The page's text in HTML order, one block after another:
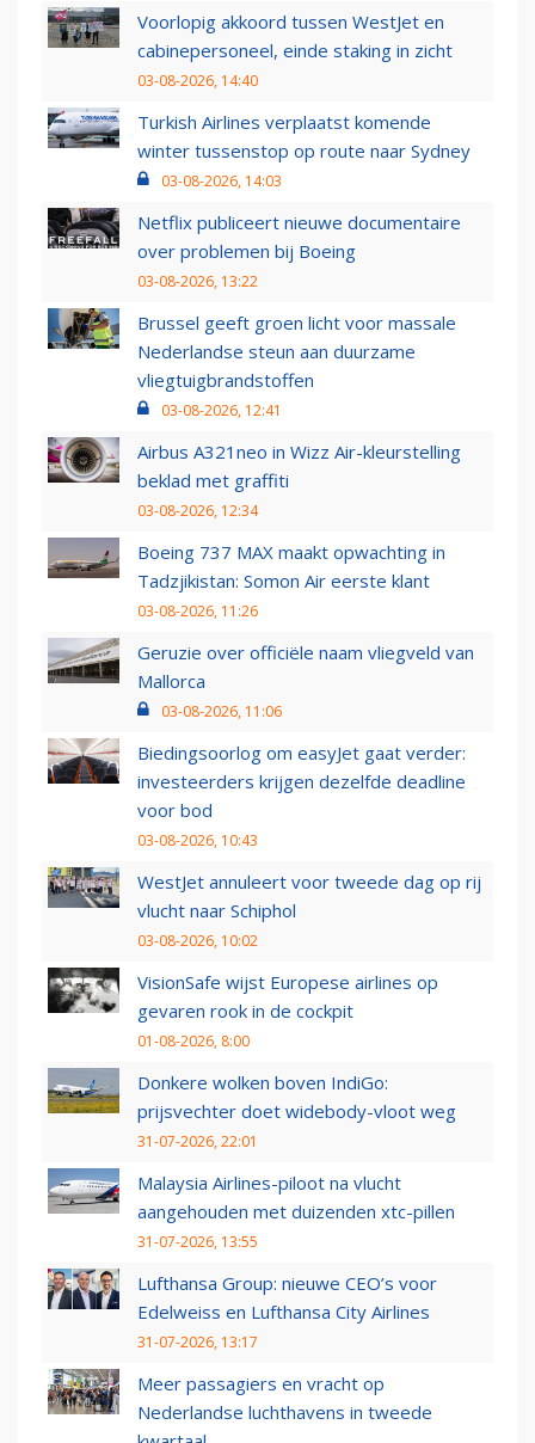
Voorlopig akkoord tussen WestJet en
cabinepersoneel, einde staking in zicht
03-08-2026, 14:40
Turkish Airlines verplaatst komende
winter tussenstop op route naar Sydney
03-08-2026, 14:03
Netflix publiceert nieuwe documentaire
over problemen bij Boeing
03-08-2026, 13:22
Brussel geeft groen licht voor massale
Nederlandse steun aan duurzame
vliegtuigbrandstoffen
03-08-2026, 12:41
Airbus A321neo in Wizz Air-kleurstelling
beklad met graffiti
03-08-2026, 12:34
Boeing 737 MAX maakt opwachting in
Tadzjikistan: Somon Air eerste klant
03-08-2026, 11:26
Geruzie over officiële naam vliegveld van
Mallorca
03-08-2026, 11:06
Biedingsoorlog om easyJet gaat verder:
investeerders krijgen dezelfde deadline
voor bod
03-08-2026, 10:43
WestJet annuleert voor tweede dag op rij
vlucht naar Schiphol
03-08-2026, 10:02
VisionSafe wijst Europese airlines op
gevaren rook in de cockpit
01-08-2026, 8:00
Donkere wolken boven IndiGo:
prijsvechter doet widebody-vloot weg
31-07-2026, 22:01
Malaysia Airlines-piloot na vlucht
aangehouden met duizenden xtc-pillen
31-07-2026, 13:55
Lufthansa Group: nieuwe CEO’s voor
Edelweiss en Lufthansa City Airlines
31-07-2026, 13:17
Meer passagiers en vracht op
Nederlandse luchthavens in tweede